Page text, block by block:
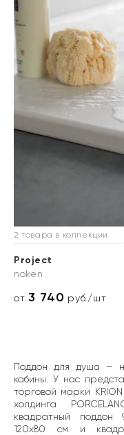
2 товара в коллекции
Project
noken
от3 740 руб./шт
Поддон для душа –
кабины. У нас
торговой марки
холдинга
квадратный поддон
120х80 см и